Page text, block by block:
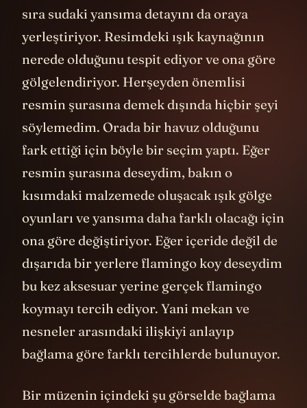
sıra sudaki yansıma detayını da oraya
yerleştiriyor. Resimdeki ışık kaynağının
nerede olduğunu tespit ediyor ve ona göre
gölgelendiriyor. Herşeyden önemlisi
resmin şurasına demek dışında hiçbir şeyi
söylemedim. Orada bir havuz olduğunu
fark ettiği için böyle bir seçim yaptı. Eğer
resmin şurasına deseydim, bakın o
kısımdaki malzemede oluşacak ışık gölge
oyunları ve yansıma daha farklı olacağı için
ona göre değiştiriyor. Eğer içeride değil de
dışarıda bir yerlere flamingo koy deseydim
bu kez aksesuar yerine gerçek flamingo
koymayı tercih ediyor. Yani mekan ve
nesneler arasındaki ilişkiyi anlayıp
bağlama göre farklı tercihlerde bulunuyor.
Bir müzenin içindeki şu görselde bağlama